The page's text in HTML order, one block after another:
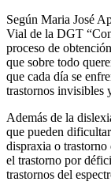
Según Maria José
Vial de la DGT
proceso de
que sobre todo
que cada día se
trastornos invisibles
Además de la
que pueden
dispraxia o
el trastorno por
trastornos del